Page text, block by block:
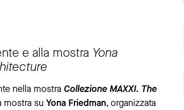
e alla mostra Yona
nella mostra Collezione MAXXI. The
mostra su Yona Friedman, organizzata